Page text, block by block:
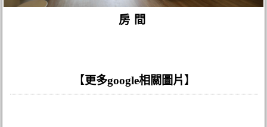
房間
【更多google相關圖片 】